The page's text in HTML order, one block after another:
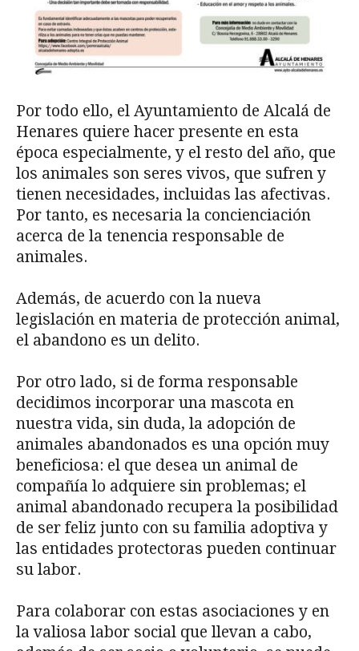
Por todo ello, el Ayuntamiento de Alcalá de
Henares quiere hacer presente en esta
época especialmente, y el resto del año, que
los animales son seres vivos, que sufren y
tienen necesidades, incluidas las afectivas.
Por tanto, es necesaria la concienciación
acerca de la tenencia responsable de
animales.
Además, de acuerdo con la nueva
legislación en materia de protección animal,
el abandono es un delito.
Por otro lado, si de forma responsable
decidimos incorporar una mascota en
nuestra vida, sin duda, la adopción de
animales abandonados es una opción muy
beneficiosa: el que desea un animal de
compañía lo adquiere sin problemas; el
animal abandonado recupera la posibilidad
de ser feliz junto con su familia adoptiva y
las entidades protectoras pueden continuar
su labor.
Para colaborar con estas asociaciones y en
la valiosa labor social que llevan a cabo,